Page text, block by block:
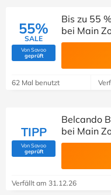
55%
SALE
Von Savoo
geprüft(Von Savoo geprüft)
Bis zu 55
bei Main
62 Mal benutzt
TIPP
Von Savoo
geprüft(Von Savoo geprüft)
Belcando
bei Main
Verfällt am 31.12.26